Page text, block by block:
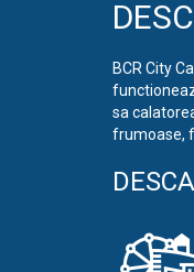
BCR City
sa
frumoase,